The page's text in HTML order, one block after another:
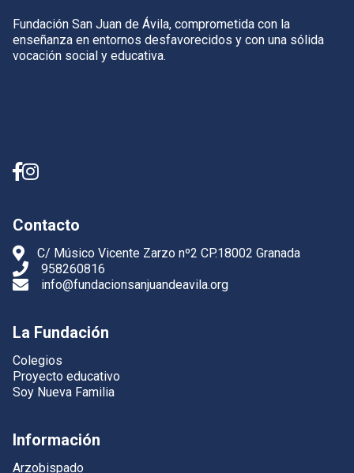
Fundación San Juan de Ávila, comprometida con la
enseñanza en entornos desfavorecidos y con una sólida
vocación social y educativa.
Contacto
C/ Músico Vicente Zarzo nº2 CP.18002 Granada
958260816
info@fundacionsanjuandeavila.org
La Fundación
Colegios
Proyecto educativo
Soy Nueva Familia
Información
Arzobispado